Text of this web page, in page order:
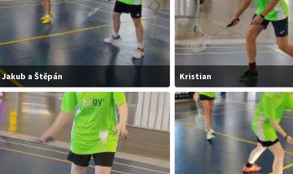
Jakub a Štěpán Kristian